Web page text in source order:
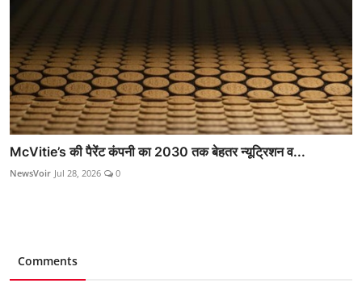
McVitie’s की पैरेंट कंपनी का 2030 तक बेहतर न्यूट्रिशन व...
NewsVoir Jul 28, 2026 0
Comments